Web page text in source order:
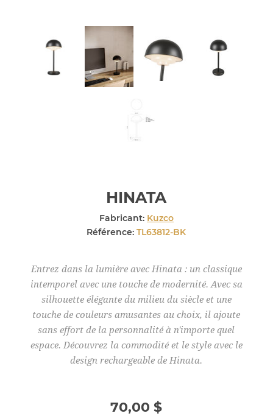
HINATA
Fabricant: Kuzco
Référence: TL63812-BK
Entrez dans la lumière avec Hinata : un classique
intemporel avec une touche de modernité. Avec sa
silhouette élégante du milieu du siècle et une
touche de couleurs amusantes au choix, il ajoute
sans effort de la personnalité à n'importe quel
espace. Découvrez la commodité et le style avec le
design rechargeable de Hinata.
70,00 $